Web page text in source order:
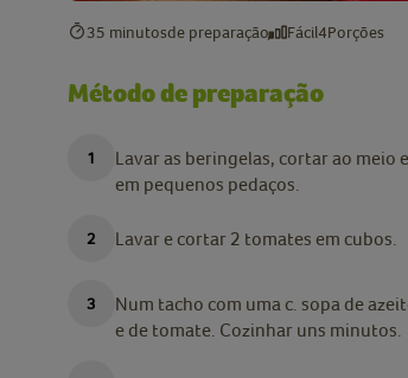
35 minutosde preparação Fácil4Porções
Método de preparação
Lavar as beringelas, cortar ao
em pequenos pedaços.
Lavar e cortar 2 tomates em cubos.
Num tacho com uma c. sopa de
e de tomate. Cozinhar uns minutos.